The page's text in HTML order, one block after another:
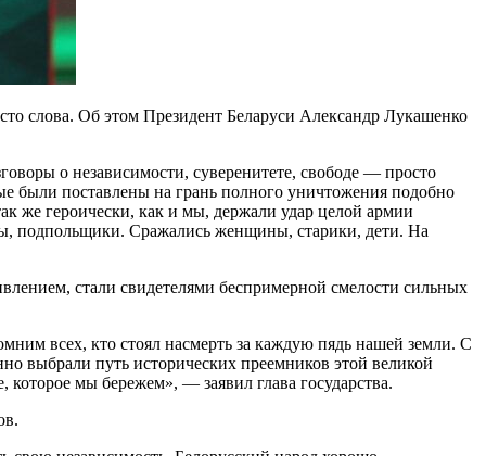
слова. Об этом Президент Беларуси Александр Лукашенко
о независимости, суверенитете, свободе — просто
поставлены на грань полного уничтожения подобно
же героически, как и мы, держали удар целой армии
подпольщики. Сражались женщины, старики, дети. На
стали свидетелями беспримерной смелости сильных
всех, кто стоял насмерть за каждую пядь нашей земли. С
выбрали путь исторических преемников этой великой
мы бережем», — заявил глава государства.